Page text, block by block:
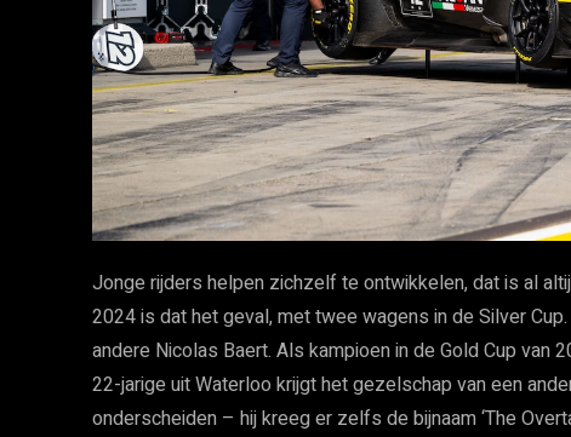
Jonge rijders helpen zichzelf te ontwikkelen, dat is al
2024 is dat het geval, met twee wagens in de Silver
andere Nicolas Baert. Als kampioen in de Gold Cup van
22-jarige uit Waterloo krijgt het gezelschap van een
onderscheiden – hij kreeg er zelfs de bijnaam ‘The